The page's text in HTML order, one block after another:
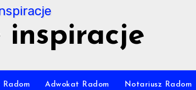
inspiracje
Radom Adwokat Radom Notariusz Radom